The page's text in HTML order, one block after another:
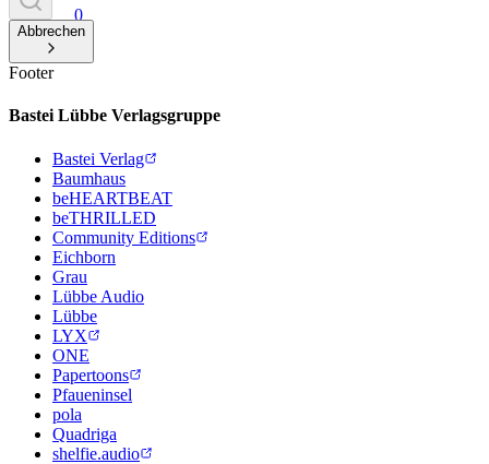
0
Abbrechen
Footer
Bastei Lübbe Verlagsgruppe
Bastei Verlag
Baumhaus
beHEARTBEAT
beTHRILLED
Community Editions
Eichborn
Grau
Lübbe Audio
Lübbe
LYX
ONE
Papertoons
Pfaueninsel
pola
Quadriga
shelfie.audio